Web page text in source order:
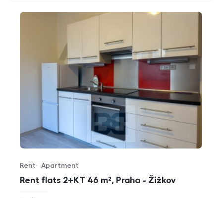
Rent flats 2+KT 46 m², Praha - Žižkov
Offer type
Rent
Property type
Apartment